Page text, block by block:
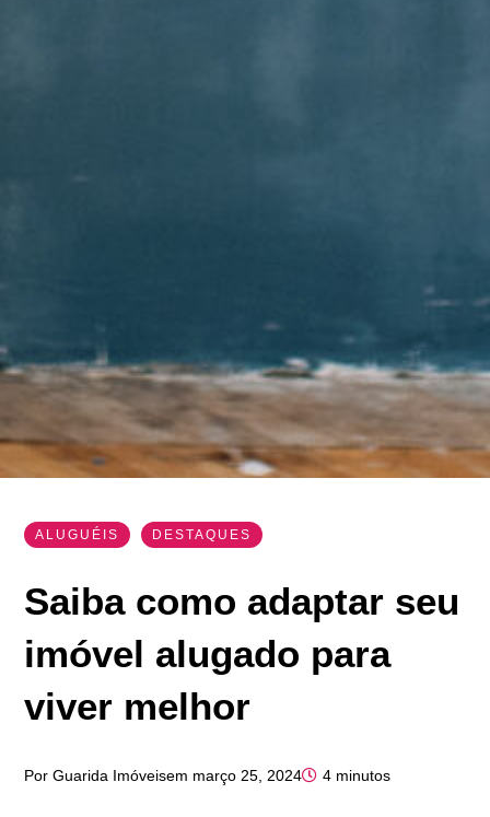
ALUGUÉIS , DESTAQUES
Saiba como adaptar seu
imóvel alugado para
viver melhor
Por Guarida Imóveisem março 25, 2024 4 minutos